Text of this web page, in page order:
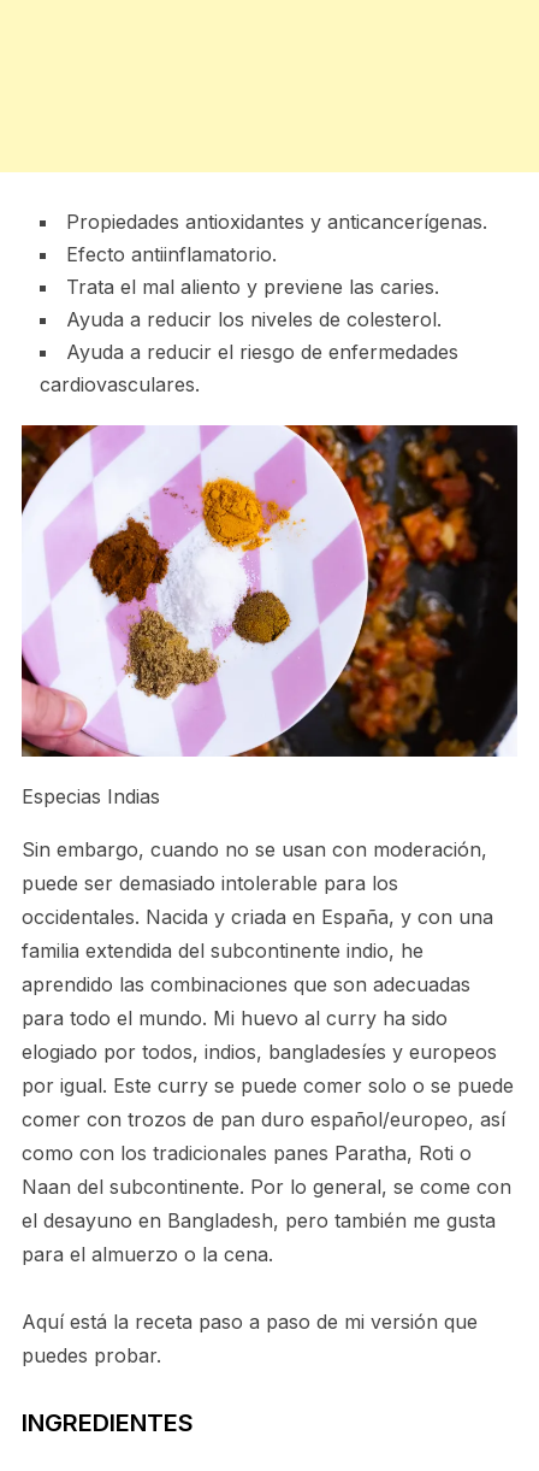
Propiedades antioxidantes y anticancerígenas.
Efecto antiinflamatorio.
Trata el mal aliento y previene las caries.
Ayuda a reducir los niveles de colesterol.
Ayuda a reducir el riesgo de enfermedades
cardiovasculares.
Especias Indias
Sin embargo, cuando no se usan con moderación,
puede ser demasiado intolerable para los
occidentales. Nacida y criada en España, y con una
familia extendida del subcontinente indio, he
aprendido las combinaciones que son adecuadas
para todo el mundo. Mi huevo al curry ha sido
elogiado por todos, indios, bangladesíes y europeos
por igual. Este curry se puede comer solo o se puede
comer con trozos de pan duro español/europeo, así
como con los tradicionales panes Paratha, Roti o
Naan del subcontinente. Por lo general, se come con
el desayuno en Bangladesh, pero también me gusta
para el almuerzo o la cena.
Aquí está la receta paso a paso de mi versión que
puedes probar.
INGREDIENTES